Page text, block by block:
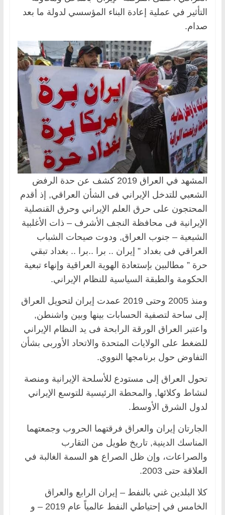
التأثير في عملية إعادة البناء المؤسسي لدولة ما بعد
صدام.
المشهد في العراق 2019 كشف عن حدة الرفض
الشعبي للتدخل الإيراني فى الشأن العراقي, إذ أقدم
المحتجون على حرق العلم الإيراني وحرق القنصلية
الإيرانية فى محافظة النجف الأشرف – ذات الأغلبية
الشيعية – جنوب العراق, ودوت صيحات الشباب
العراقي فى بغداد ” إيران .. برا ..برا .. بغداد تبقي
حرة ” مطالبين بإستعادة الهوية العراقية وإنهاء تبعية
الحكومة والطبقة السياسية للنظام الإيراني.
ومنذ 2005 وحتى 2019 عمدت إيران لتحويل العراق
إلى ساحة لتصفية الحسابات بينها وبين واشنطن,
واعتبر العراق الورقة الرابحة فى يد النظام الإيراني
للضغط على الولايات المتحدة والاتحاد الأوربى بشأن
التفاوض حول برنامجها النووي.
تحول العراق إلى مستودع للأسلحة الإيرانية ومنصة
لنشاط وكلائها, والمحطة الرئيسية للتوسع الإيراني
لدول الشرق الأوسط.
الجارتان إيران والعراق فرقتهما الحروب وجمعتهما
المناسك الدينية, تاريخ طويل من التقارب
والصراعات، وإن ظل الصراع هو السمة الغالبة في
العلاقة حتى 2003.
كلا البلدين غني بالنفط – إيران الرابع والعراق
الخامس في إحتياطي النفط عالمياً عام 2019 – و